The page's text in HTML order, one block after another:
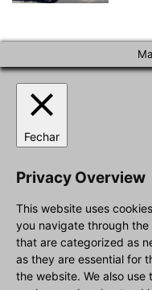
Fechar
Privacy Overview
This website uses
you navigate through
that are categorized as
as they are essential for
the website. We also